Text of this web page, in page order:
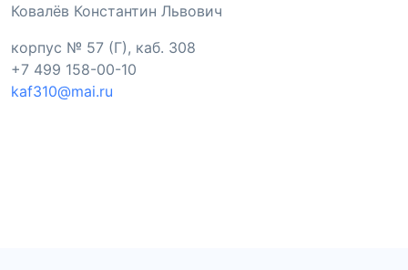
Ковалёв Константин Львович
корпус № 57 (Г), каб. 308
+7 499 158-00-10
kaf310@mai.ru